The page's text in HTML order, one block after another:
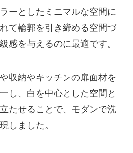
ーとしたミニマルな空間に
て輪郭を引き締める空間づ
感を与えるのに最適です。
収納やキッチンの扉面材を
し、白を中心とした空間と
たせることで、モダンで洗
しました。